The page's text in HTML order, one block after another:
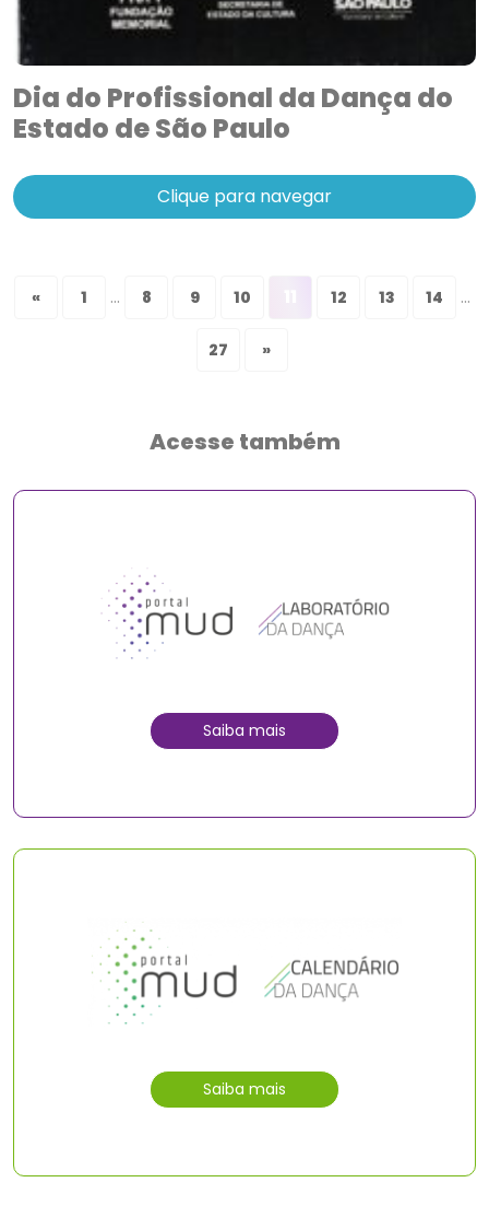
Dia do Profissional da Dança do
Estado de São Paulo
Clique para navegar
« 1 ... 8 9 10 12 13 14 ...
27 »
Acesse também
Saiba mais
Saiba mais